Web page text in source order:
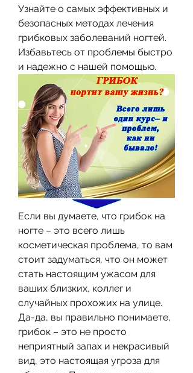
Узнайте о самых эффективных и
безопасных методах лечения
грибковых заболеваний ногтей.
Избавьтесь от проблемы быстро
и надежно с нашей помощью.
Если вы думаете, что грибок на
ногте – это всего лишь
косметическая проблема, то вам
стоит задуматься, что он может
стать настоящим ужасом для
ваших близких, коллег и
случайных прохожих на улице.
Да-да, вы правильно понимаете,
грибок – это не просто
неприятный запах и некрасивый
вид, это настоящая угроза для